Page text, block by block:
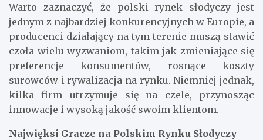
Warto zaznaczyć, że polski rynek słodyczy jest
jednym z najbardziej konkurencyjnych w Europie, a
producenci działający na tym terenie muszą stawić
czoła wielu wyzwaniom, takim jak zmieniające się
preferencje konsumentów, rosnące koszty
surowców i rywalizacja na rynku. Niemniej jednak,
kilka firm utrzymuje się na czele, przynosząc
innowacje i wysoką jakość swoim klientom.
Najwięksi Gracze na Polskim Rynku Słodyczy